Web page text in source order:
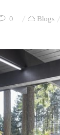
0 Blogs